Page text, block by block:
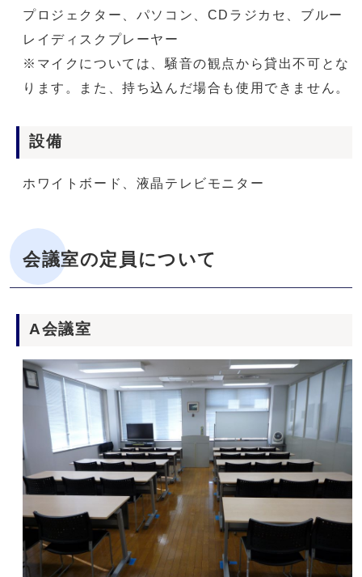
プロジェクター、パソコン、CDラジカセ、ブルー
レイディスクプレーヤー
※マイクについては、騒音の観点から貸出不可とな
ります。また、持ち込んだ場合も使用できません。
設備
ホワイトボード、液晶テレビモニター
会議室の定員について
A会議室